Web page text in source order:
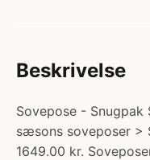
Beskrivelse
Sovepose -
sæsons soveposer >
1649.00 kr.